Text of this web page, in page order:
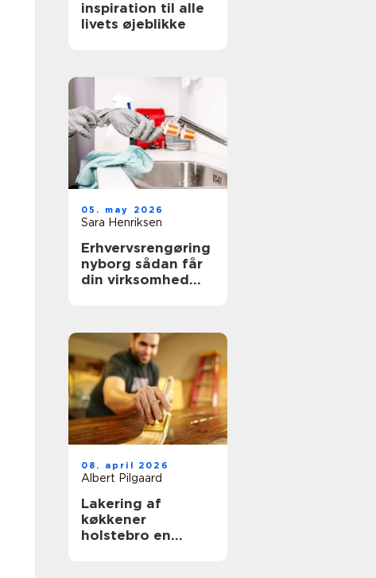
inspiration til alle
livets øjeblikke
05. may 2026
Sara Henriksen
Erhvervsrengøring
nyborg sådan får
din virksomhed
08. april 2026
Albert Pilgaard
Lakering af
køkkener
holstebro en